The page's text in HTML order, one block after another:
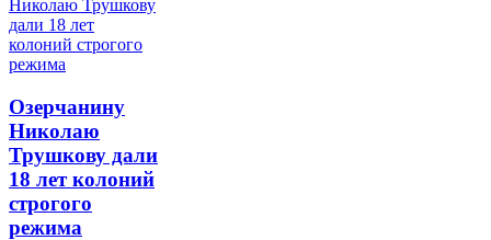
Озерчанину
Николаю
Трушкову дали
18 лет колоний
строгого
режима